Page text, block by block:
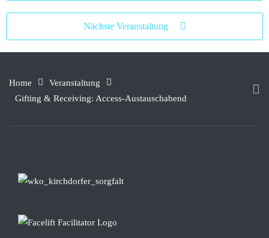
Nächste Veranstaltung
Home
Veranstaltung
Gifting & Receiving: Access-Austauschabend